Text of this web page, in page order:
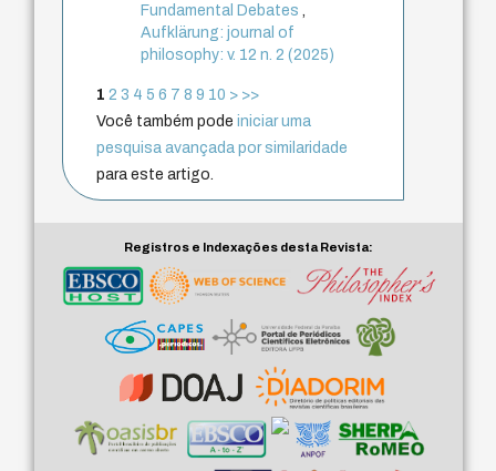
Fundamental Debates
Aufklärung: journal of
philosophy: v. 12 n. 2 (2025)
1 2 3 4 5 6 7 8 9 10 > >>
Você também podeiniciar uma
pesquisa avançada por similaridade
para este artigo.
Registros e Indexações desta Revista: